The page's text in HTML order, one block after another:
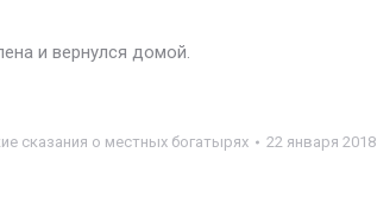
и вернулся домой.
сказания о местных богатырях 22 января 2018